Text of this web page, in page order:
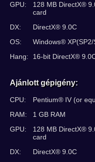
GPU:
128 MB DirectX®
card
DX:
DirectX® 9.0C
OS:
Windows®
Hang:
16-bit DirectX®
Ajánlott gépigény:
CPU:
Pentium® IV (or
RAM:
1 GB RAM
GPU:
128 MB DirectX®
card
DX:
DirectX® 9.0C